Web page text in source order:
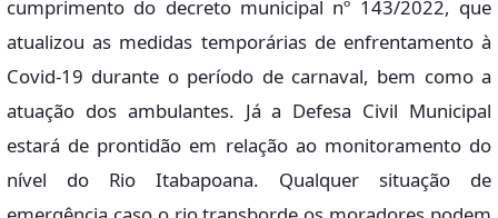
cumprimento do decreto municipal nº 143/2022, que
atualizou as medidas temporárias de enfrentamento à
Covid-19 durante o período de carnaval, bem como a
atuação dos ambulantes. Já a Defesa Civil Municipal
estará de prontidão em relação ao monitoramento do
nível do Rio Itabapoana. Qualquer situação de